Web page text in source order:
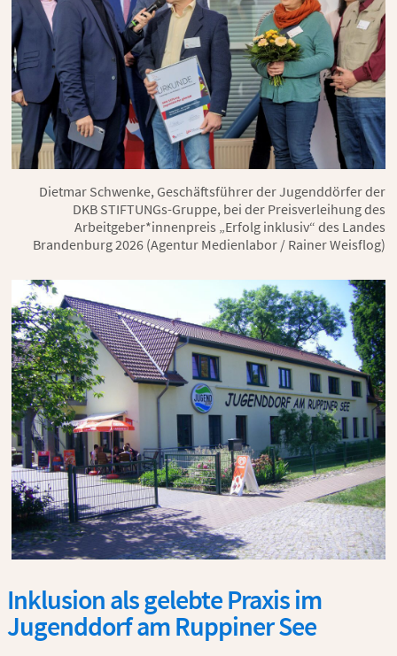
Dietmar Schwenke, Geschäftsführer der Jugenddörfer der
DKB STIFTUNGs-Gruppe, bei der Preisverleihung des
Arbeitgeber*innenpreis „Erfolg inklusiv“ des Landes
Brandenburg 2026 (Agentur Medienlabor / Rainer Weisflog)
Inklusion als gelebte Praxis im
Jugenddorf am Ruppiner See